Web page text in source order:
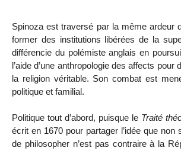
Spinoza est traversé par la même ardeur
former des institutions libérées de la
différencie du polémiste anglais en
l’aide d’une anthropologie des affects pour
la religion véritable. Son combat est
politique et familial.
Politique tout d’abord, puisque le Traité
écrit en 1670 pour partager l’idée que non
de philosopher n’est pas contraire à la